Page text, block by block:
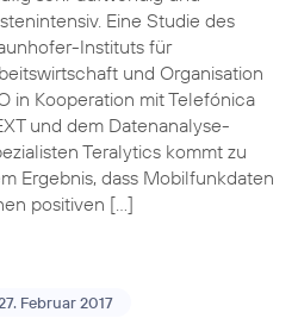
Eine Studie des
Instituts für
und Organisation
in Kooperation mit Telefónica
und dem Datenanalyse-
Teralytics kommt zu
Ergebnis, dass Mobilfunkdaten
positiven […]
Februar 2017